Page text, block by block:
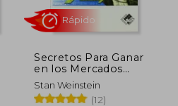
50%
dcto.
Secretos Para Ganar
en los Mercados
Alcistas y Bajistas
Stan Weinstein
(12)